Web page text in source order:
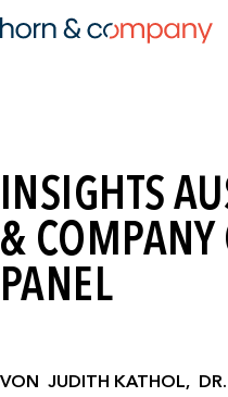
INSIGHTS
&
PANEL
VON JUDITH KATHOL,